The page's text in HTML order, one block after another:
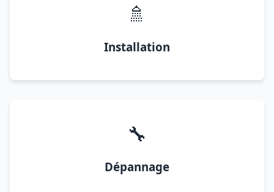
🚿
Installation
🔧
Dépannage